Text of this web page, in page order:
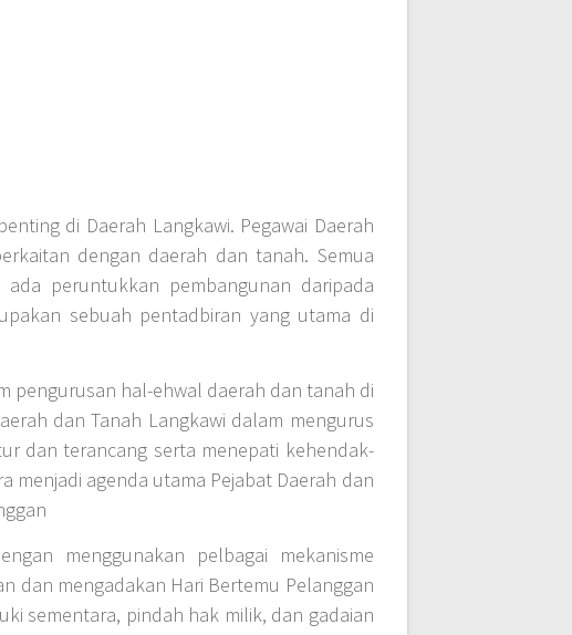
di Daerah Langkawi. Pegawai Daerah
dengan daerah dan tanah. Semua
peruntukkan pembangunan daripada
sebuah pentadbiran yang utama di
pengurusan hal-ehwal daerah dan tanah di
dan Tanah Langkawi dalam mengurus
dan terancang serta menepati kehendak-
menjadi agenda utama Pejabat Daerah dan
menggunakan pelbagai mekanisme
dan mengadakan Hari Bertemu Pelanggan
sementara, pindah hak milik, dan gadaian